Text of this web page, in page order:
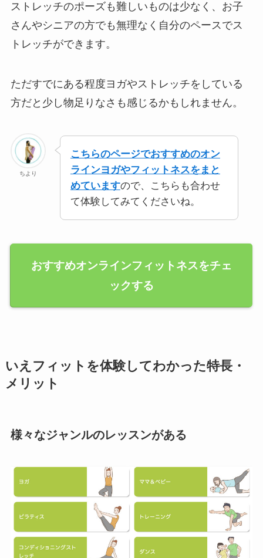
ストレッチのポーズも難しいものは少なく、お子
さんやシニアの方でも無理なく自分のペースでス
トレッチができます。
ただすでにある程度ヨガやストレッチをしている
方だと少し物足りなさも感じるかもしれません。
ちより
こちらのページでおすすめのオン
ラインヨガやフィットネスをまと
めていますので、こちらも合わせ
て体験してみてくださいね。
おすすめオンラインフィットネスをチェ
ックする
いえフィットを体験してわかった特長・
メリット
様々なジャンルのレッスンがある